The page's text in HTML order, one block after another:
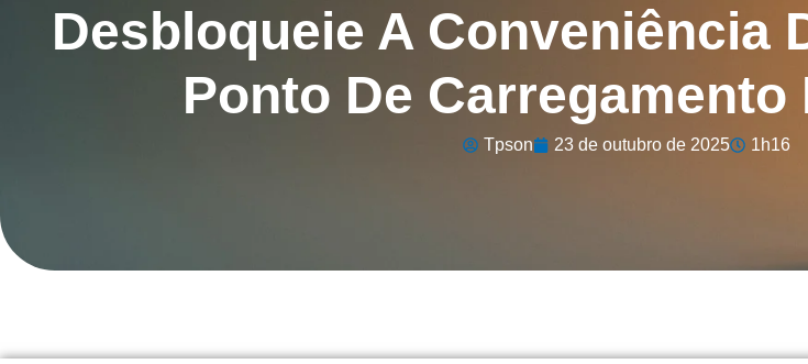
Desbloqueie A Conveniência
Ponto De
Tpson 23 de outubro de 2025 1h16